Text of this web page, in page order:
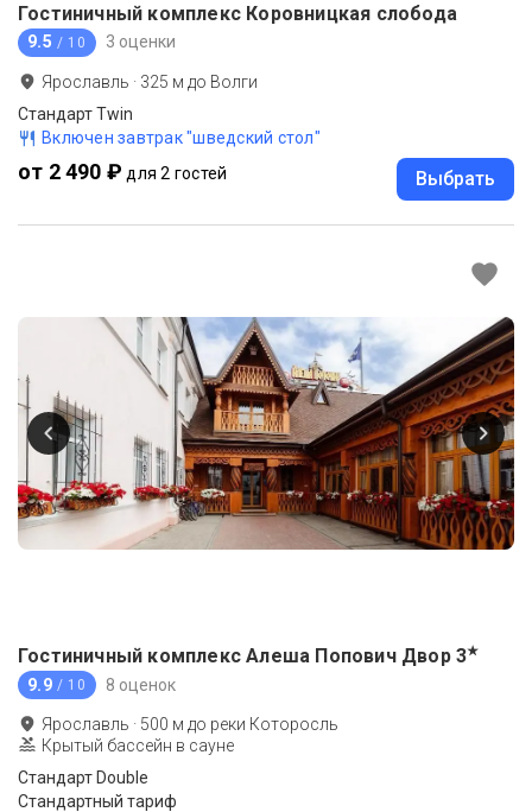
Гостиничный комплекс Коровницкая слобода
9.5 / 10 3 оценки
Ярославль · 325 м до Волги
Стандарт Twin
Включен завтрак "шведский стол"
от 2 490 ₽ для 2 гостей Выбрать
Гостиничный комплекс Алеша Попович Двор 3★
9.9 / 10 8 оценок
Ярославль · 500 м до реки Которосль
Крытый бассейн в сауне
Стандарт Double
Стандартный тариф